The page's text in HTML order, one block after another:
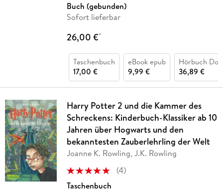
Buch (gebunden)
Sofort lieferbar
26,00 €*
Taschenbuch
17,00 €
eBook epub
9,99 €
Hörbuch
36,89 €
Harry Potter 2 und die Kammer des
Schreckens: Kinderbuch-Klassiker ab 10
Jahren über Hogwarts und den
bekanntesten Zauberlehrling der Welt
Joanne K. Rowling, J.K. Rowling
(4)
Taschenbuch